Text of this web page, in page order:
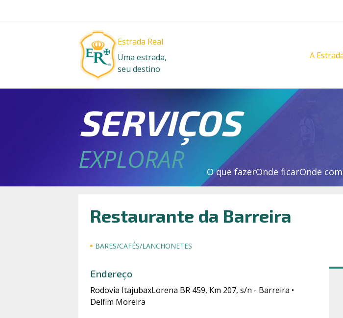
Estrada Real
Uma estrada,
seu destino
A
SERVIÇOS
EXPLORAR O que fazerOnde ficarOnde
Restaurante da Barreira
BARES/CAFÉS/LANCHONETES
Endereço
Rodovia ItajubaxLorena BR 459, Km 207, s/n - Barreira •
Delfim Moreira